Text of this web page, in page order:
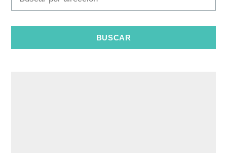
21216 Kaštel Stari, Hrvatska